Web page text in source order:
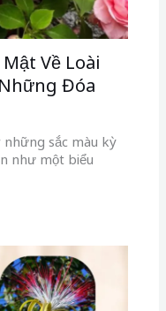
Về Loài
Đóa
sắc màu kỳ
như một biểu